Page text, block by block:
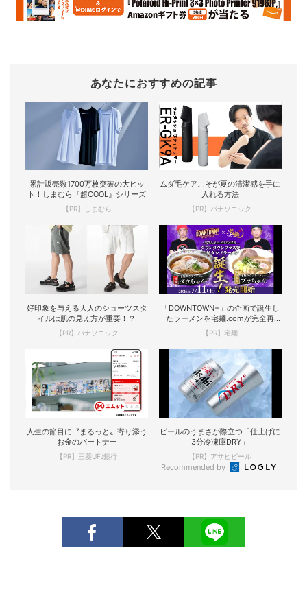
あなたにおすすめの記事
累計販売数1700万枚突破の大ヒッ
ト！しまむら『超COOL』シリーズ
【PR】しまむら
ムダ毛ケアこそが夏の清潔感を手に
入れる方法
【PR】パナソニック
好印象を与える大人のショーツスタ
イルは肌の見え方が重要！？
【PR】パナソニック
「DOWNTOWN+」の企画で誕生し
たラーメンを宅麺.comが完全再
現！
【PR】宅麺
人生の節目に〝まるっと〟寄り添う
お金のパートナー
【PR】三菱UFJ銀行
ビールのうまさが際立つ「仕上げに
3分冷凍庫DRY」
【PR】アサヒビール
Recommended by